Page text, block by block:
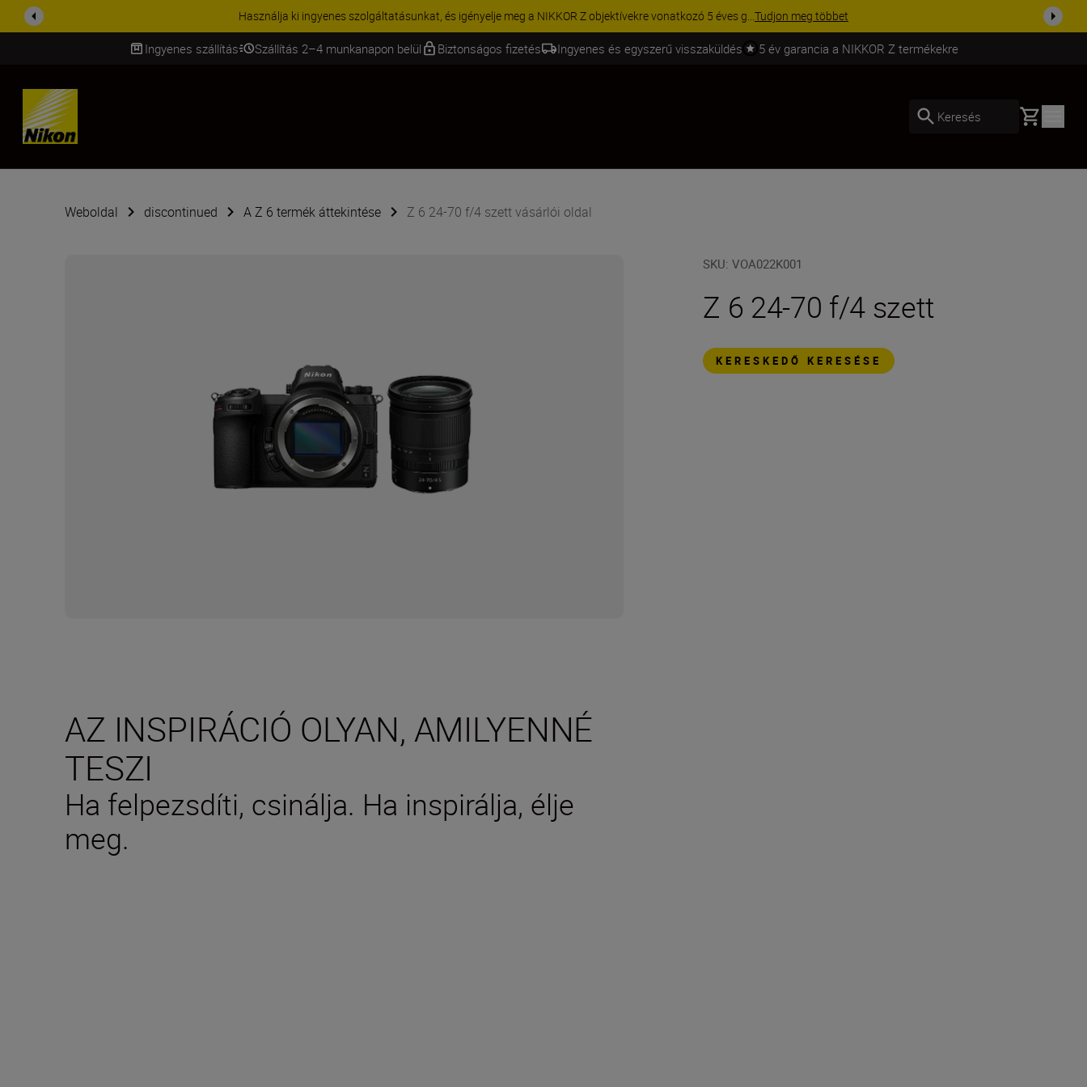
KIEGÉSZÍTŐKRE VONATKOZÓ AKCIÓ | 15% kedvezmény kiválasztott kiegészítőkre – egészítse ki még ma a fe...Vásároljon most
Ingyenes szállítás Szállítás 2–4 munkanapon belül Biztonságos fizetés Ingyenes és egyszerű visszaküldés 5 év garancia a NIKKOR Z termékekre
SKIP
Keresés Basket
Weboldal discontinued A Z 6 termék áttekintése Z 6 24-70 f/4 szett vásárlói oldal
SKU:VOA022K001
Z 6 24-70 f/4 szett
KERESKEDŐ KERESÉSE
AZ INSPIRÁCIÓ OLYAN, AMILYENNÉ
TESZI
Ha felpezsdíti, csinálja. Ha inspirálja, élje
meg.